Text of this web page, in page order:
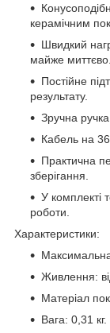
керамічним
Швидкий
майже миттєво.
Постійне
результату.
Зручна
Кабель на
Практична
зберігання.
У комплекті
роботи.
Характеристики:
Живлення:
Матеріал
Вага: 0,31 кг.